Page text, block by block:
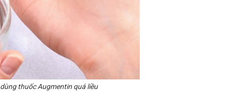
thuốc Augmentin quá liều